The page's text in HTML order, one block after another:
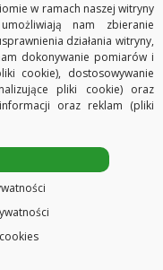
w ramach naszej witryny
nam zbieranie
działania witryny,
dokonywanie pomiarów i
cookie), dostosowywanie
pliki cookie) oraz
oraz reklam (pliki